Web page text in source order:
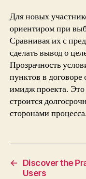
Для новых
ориентиром при
Сравнивая их с
сделать вывод о
Прозрачность
пунктов в
имидж проекта.
строится
сторонами
←
Discover the
Users